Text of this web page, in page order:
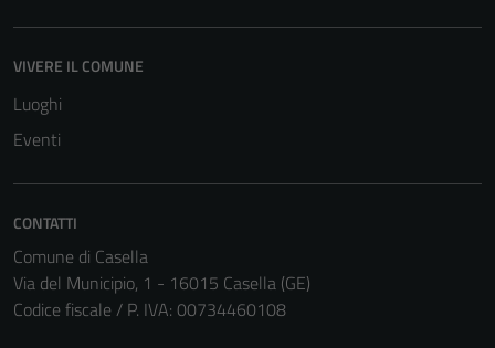
VIVERE IL COMUNE
Luoghi
Eventi
CONTATTI
Comune di Casella
Via del Municipio, 1 - 16015 Casella (GE)
Codice fiscale / P. IVA: 00734460108